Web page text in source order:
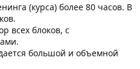
(курса) более 80 часов. В
всех блоков, с
большой и объемной